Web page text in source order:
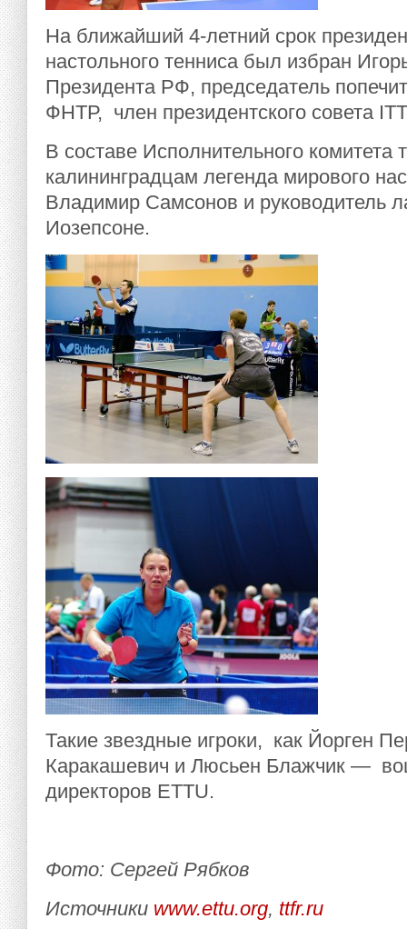
На ближайший 4-летний срок
настольного тенниса был избран
Президента РФ, председатель
ФНТР, член президентского совета
В составе Исполнительного комитета
калининградцам легенда мирового
Владимир Самсонов и руководитель
Иозепсоне.
Такие звездные игроки, как Йорген
Каракашевич и Люсьен Блажчик —
директоров ETTU.
Фото: Сергей Рябков
Источники www.ettu.org, ttfr.ru